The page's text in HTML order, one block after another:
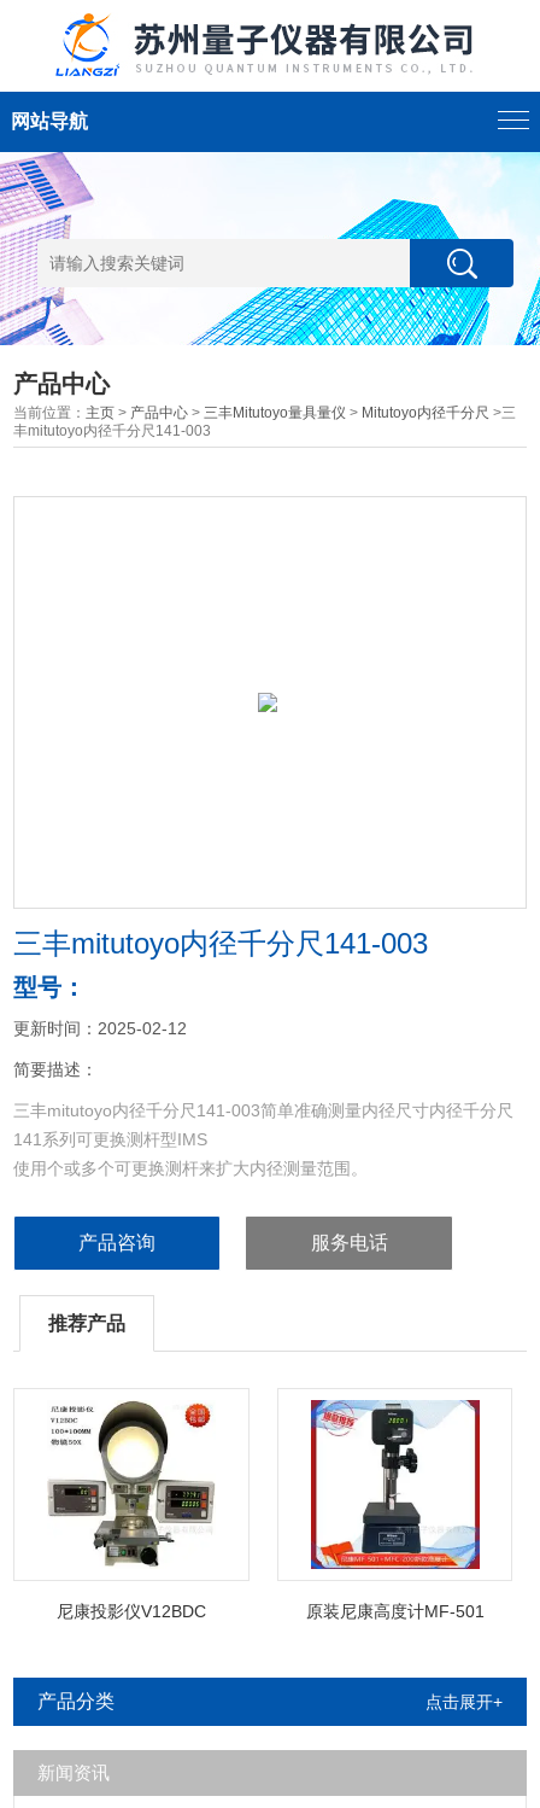
网站导航
产品中心
当前位置： 主页 > 产品中心 >三丰Mitutoyo量具量仪 > Mitutoyo内径千分尺 >三
丰mitutoyo内径千分尺141-003
三丰mitutoyo内径千分尺141-003
型号：
更新时间：2025-02-12
简要描述：
三丰mitutoyo内径千分尺141-003简单准确测量内径尺寸内径千分尺
141系列可更换测杆型IMS
使用个或多个可更换测杆来扩大内径测量范围。
产品咨询 服务电话
推荐产品
尼康投影仪V12BDC 原装尼康高度计MF-501
产品分类 点击展开+
新闻资讯